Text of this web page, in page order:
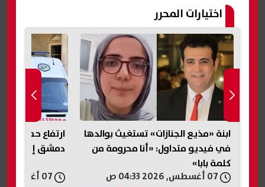
اختيارات المحرر
ابنة «مذيع الجنازات» تستغيث بوالدها
في فيديو متداول: «أنا محرومة من
كلمة بابا»
ارتفاع حصيلة
دمشق إلى قتيلين